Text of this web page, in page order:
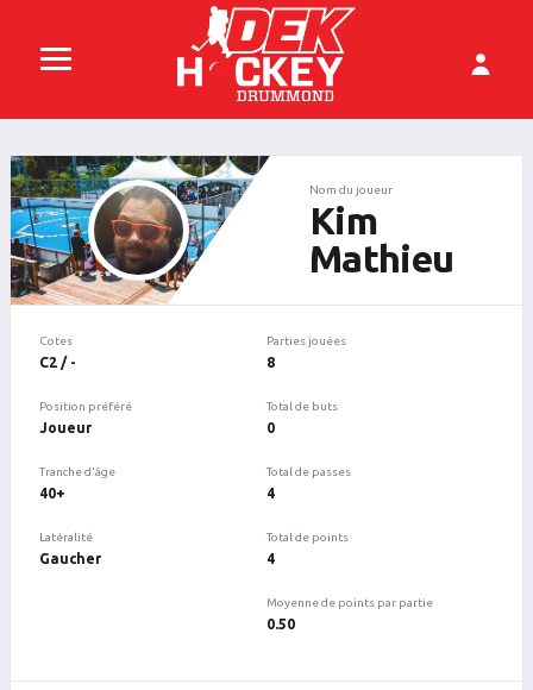
Nom du joueur
Kim
Mathieu
Cotes
C2 / -
Position préféré
Joueur
Tranche d'âge
40+
Latéralité
Gaucher
Parties jouées
8
Total de buts
0
Total de passes
4
Total de points
4
Moyenne de points par partie
0.50